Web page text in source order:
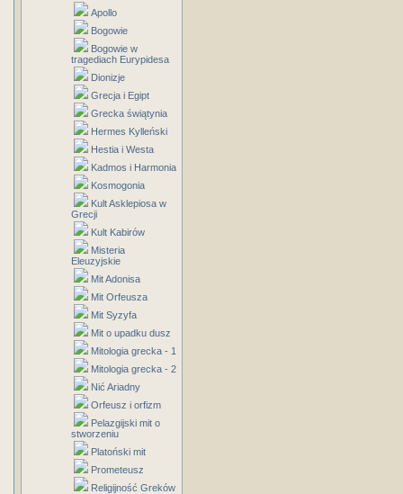
Apollo
Bogowie
Bogowie w
tragediach Eurypidesa
Dionizje
Grecja i Egipt
Grecka świątynia
Hermes Kylleński
Hestia i Westa
Kadmos i Harmonia
Kosmogonia
Kult Asklepiosa w
Grecji
Kult Kabirów
Misteria
Eleuzyjskie
Mit Adonisa
Mit Orfeusza
Mit Syzyfa
Mit o upadku dusz
Mitologia grecka - 1
Mitologia grecka - 2
Nić Ariadny
Orfeusz i orfizm
Pelazgijski mit o
stworzeniu
Platoński mit
Prometeusz
Religijność Greków